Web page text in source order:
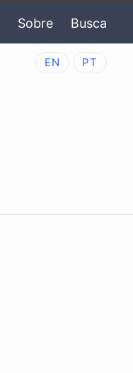
Sobre Busca
EN PT